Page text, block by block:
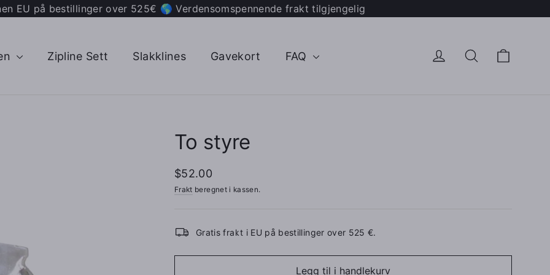
EU på bestillinger over 525€ 🌎 Verdensomspennende frakt tilgjengelig
Zipline Sett Slakklines Gavekort FAQ Logg innSøk
To styre
Ordinær
pris
$52.00
Frakt beregnet i kassen.
Gratis frakt i EU på bestillinger over 525 €.
Legg til i handlekurv